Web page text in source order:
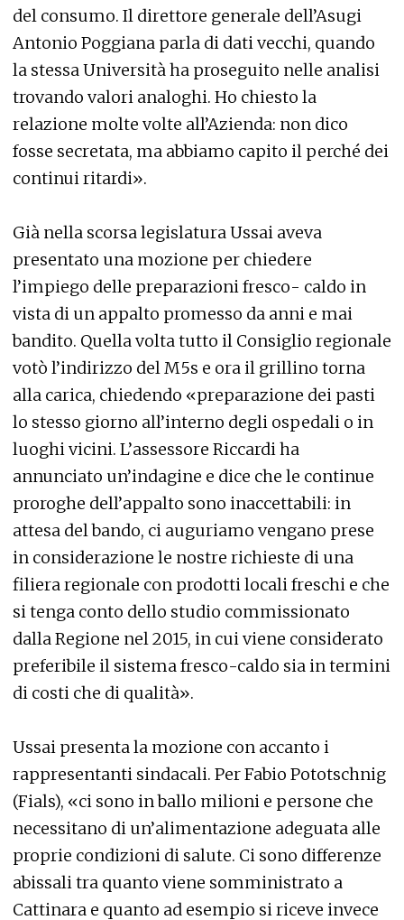
del consumo. Il direttore generale dell’Asugi
Antonio Poggiana parla di dati vecchi, quando
la stessa Università ha proseguito nelle analisi
trovando valori analoghi. Ho chiesto la
relazione molte volte all’Azienda: non dico
fosse secretata, ma abbiamo capito il perché dei
continui ritardi».
Già nella scorsa legislatura Ussai aveva
presentato una mozione per chiedere
l’impiego delle preparazioni fresco- caldo in
vista di un appalto promesso da anni e mai
bandito. Quella volta tutto il Consiglio regionale
votò l’indirizzo del M5s e ora il grillino torna
alla carica, chiedendo «preparazione dei pasti
lo stesso giorno all’interno degli ospedali o in
luoghi vicini. L’assessore Riccardi ha
annunciato un’indagine e dice che le continue
proroghe dell’appalto sono inaccettabili: in
attesa del bando, ci auguriamo vengano prese
in considerazione le nostre richieste di una
filiera regionale con prodotti locali freschi e che
si tenga conto dello studio commissionato
dalla Regione nel 2015, in cui viene considerato
preferibile il sistema fresco-caldo sia in termini
di costi che di qualità».
Ussai presenta la mozione con accanto i
rappresentanti sindacali. Per Fabio Pototschnig
(Fials), «ci sono in ballo milioni e persone che
necessitano di un’alimentazione adeguata alle
proprie condizioni di salute. Ci sono differenze
abissali tra quanto viene somministrato a
Cattinara e quanto ad esempio si riceve invece